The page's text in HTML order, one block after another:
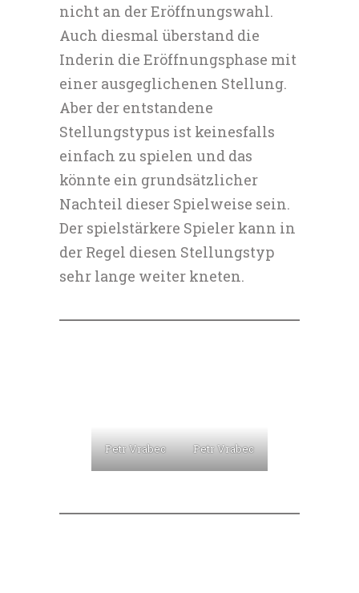
nicht an der Eröffnungswahl.
Auch diesmal überstand die
Inderin die Eröffnungsphase mit
einer ausgeglichenen Stellung.
Aber der entstandene
Stellungstypus ist keinesfalls
einfach zu spielen und das
könnte ein grundsätzlicher
Nachteil dieser Spielweise sein.
Der spielstärkere Spieler kann in
der Regel diesen Stellungstyp
sehr lange weiter kneten.
Petr Vrabec Petr Vrabec